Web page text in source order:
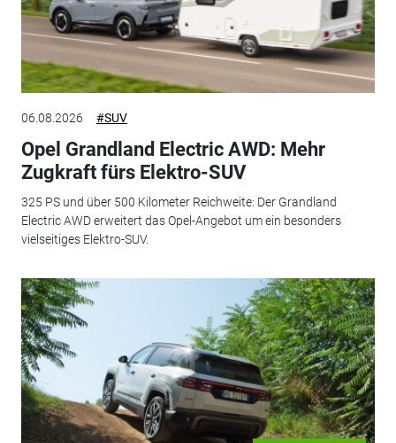
06.08.2026 #SUV
Opel Grandland Electric AWD: Mehr
Zugkraft fürs Elektro-SUV
325 PS und über 500 Kilometer Reichweite: Der Grandland
Electric AWD erweitert das Opel-Angebot um ein besonders
vielseitiges Elektro-SUV.